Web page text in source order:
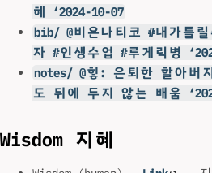
혜 ‘2024-10-07
bib/ @비욘나티코 #내가틀
자 #인생수업 #루게릭병
notes/ @힣: 은퇴한 할아버
도 뒤에 두지 않는 배움
Wisdom 지혜